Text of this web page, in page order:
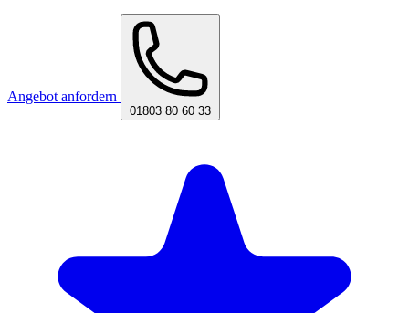
Angebot anfordern
01803 80 60 33